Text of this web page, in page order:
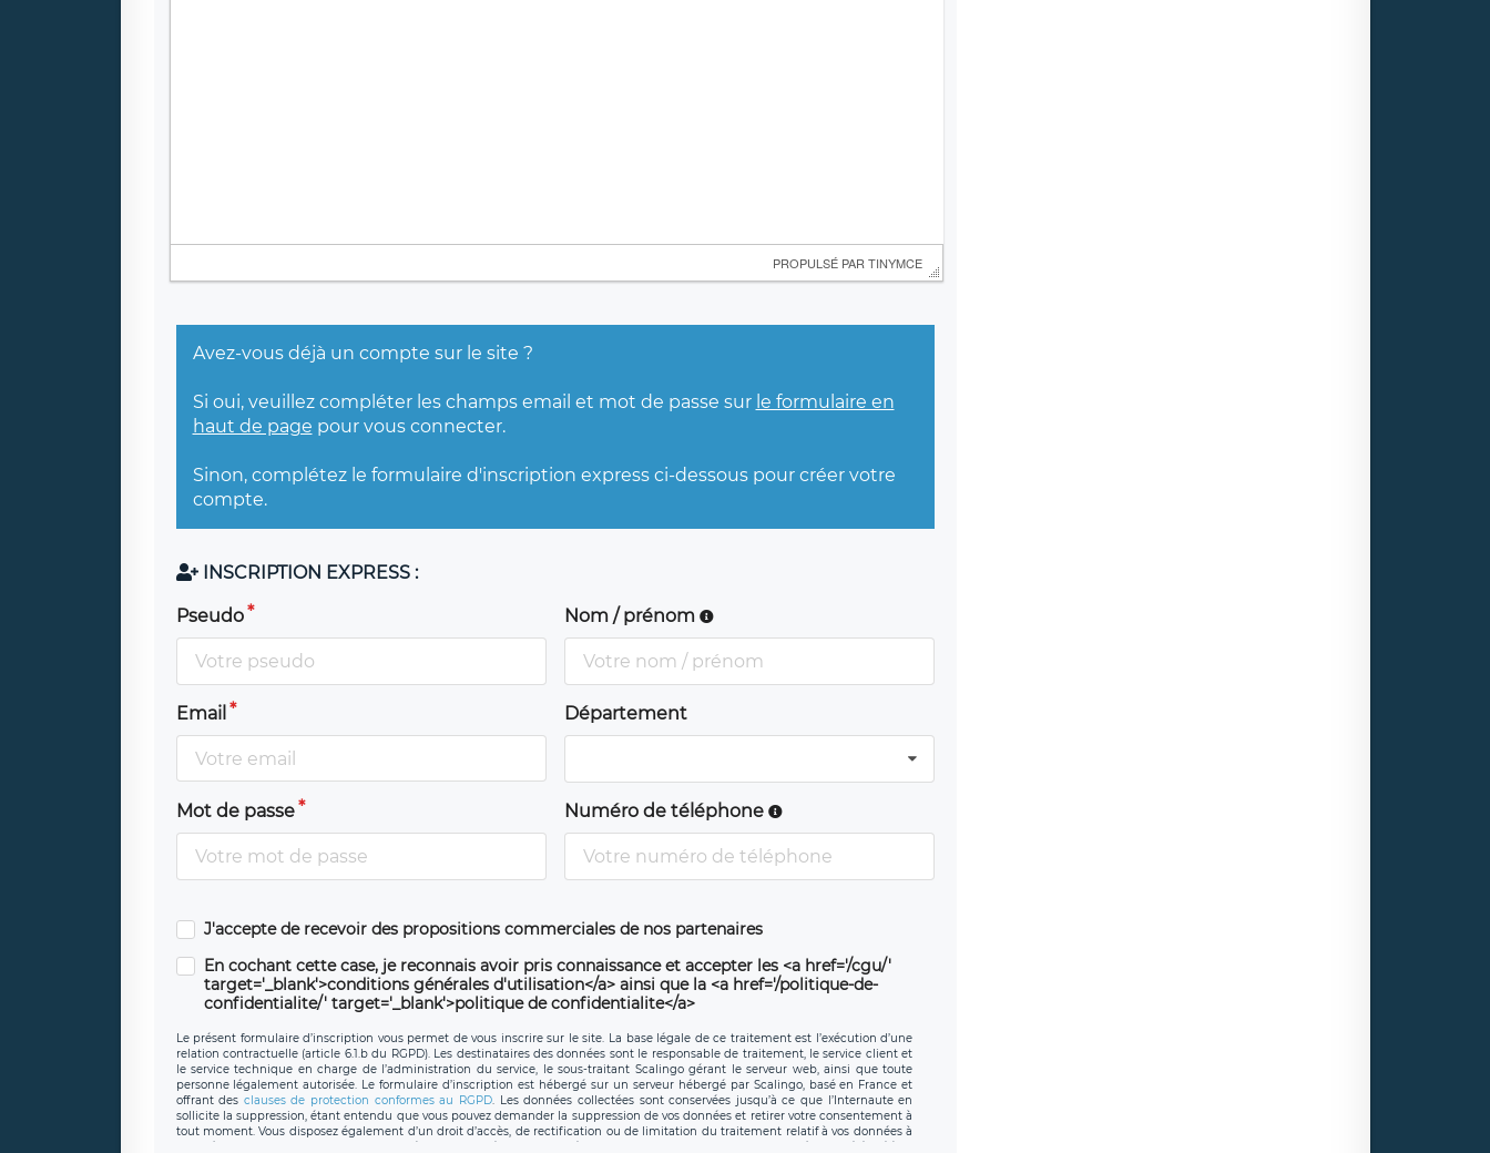
PROPULSÉ PAR TINYMCE
Avez-vous déjà un compte sur le site ?
Si oui, veuillez compléter les champs email et mot de passe sur le formulaire en
haut de page pour vous connecter.
Sinon, complétez le formulaire d'inscription express ci-dessous pour créer votre
compte.
INSCRIPTION EXPRESS :
Pseudo Nom / prénom
Email Département
Mot de passe Numéro de téléphone
J'accepte de recevoir des propositions commerciales de nos partenaires
En cochant cette case, je reconnais avoir pris connaissance et accepter les <a href='/cgu/'
target='_blank'>conditions générales d'utilisation</a> ainsi que la <a href='/politique-de-
confidentialite/' target='_blank'>politique de confidentialite</a>
Le présent formulaire d’inscription vous permet de vous inscrire sur le site. La base légale de ce traitement est l’exécution d’une
relation contractuelle (article 6.1.b du RGPD). Les destinataires des données sont le responsable de traitement, le service client et
le service technique en charge de l’administration du service, le sous-traitant Scalingo gérant le serveur web, ainsi que toute
personne légalement autorisée. Le formulaire d’inscription est hébergé sur un serveur hébergé par Scalingo, basé en France et
offrant des clauses de protection conformes au RGPD. Les données collectées sont conservées jusqu’à ce que l’Internaute en
sollicite la suppression, étant entendu que vous pouvez demander la suppression de vos données et retirer votre consentement à
tout moment. Vous disposez également d’un droit d’accès, de rectification ou de limitation du traitement relatif à vos données à
caractère personnel, ainsi que d’un droit à la portabilité de vos données. Vous pouvez exercer ces droits auprès du délégué à la